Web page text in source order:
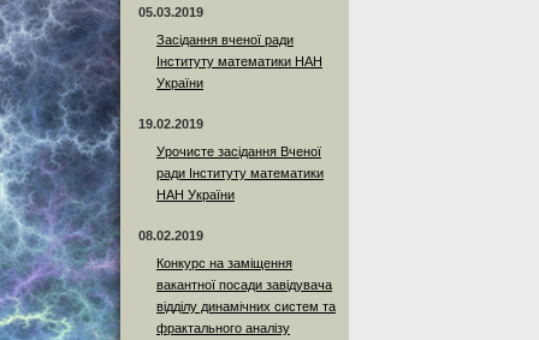
05.03.2019
Засідання вченої ради
Інституту математики НАН
України
19.02.2019
Урочисте засідання Вченої
ради Інституту математики
НАН України
08.02.2019
Конкурс на заміщення
вакантної посади завідувача
відділу динамічних систем та
фрактального аналізу